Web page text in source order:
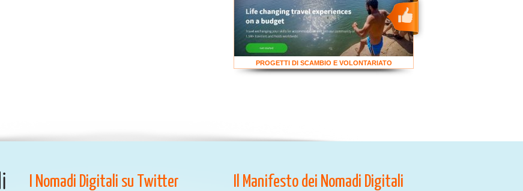
PROGETTI DI SCAMBIO E VOLONTARIATO
I Nomadi Digitali su Twitter Il Manifesto dei Nomadi Digitali